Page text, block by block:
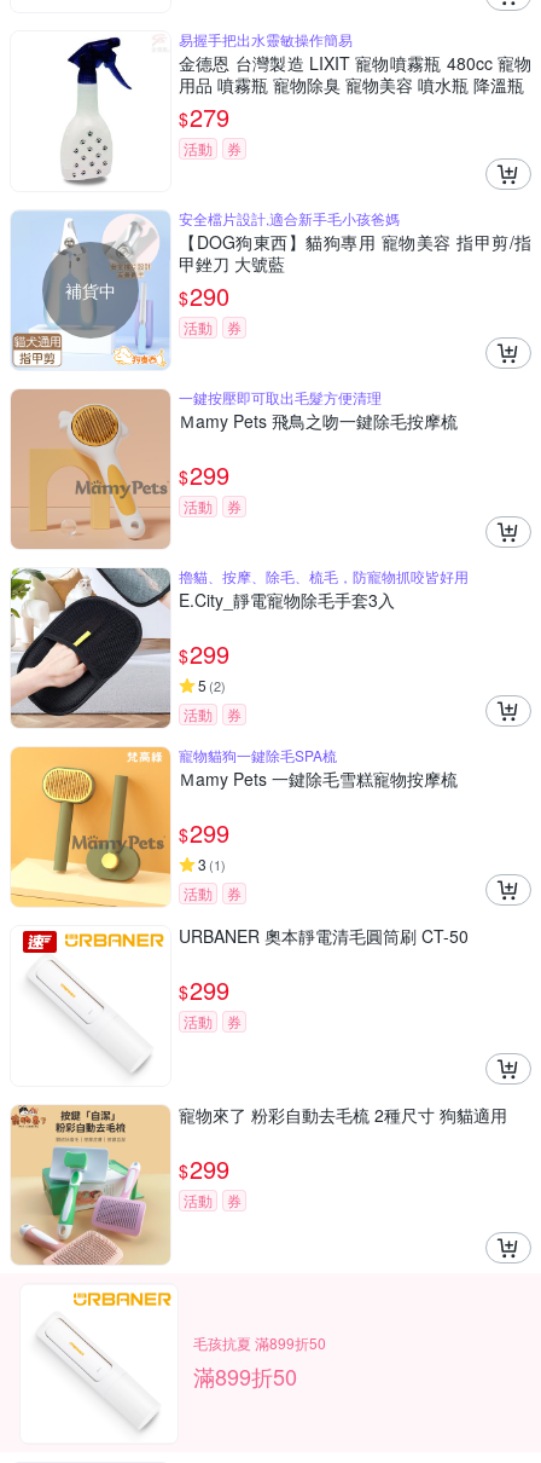
易握手把出水靈敏操作簡易
金德恩 台灣製造 LIXIT 寵物噴霧瓶 480cc 寵物
用品 噴霧瓶 寵物除臭 寵物美容 噴水瓶 降溫瓶
$279
活動 券
補貨中
安全檔片設計,適合新手毛小孩爸媽
【DOG狗東西】貓狗專用 寵物美容 指甲剪/指
甲銼刀 大號藍
$290
活動 券
一鍵按壓即可取出毛髮方便清理
Ｍamy Pets 飛鳥之吻一鍵除毛按摩梳
$299
活動 券
擼貓、按摩、除毛、梳毛，防寵物抓咬皆好用
E.City_靜電寵物除毛手套3入
$299
5 (2)
活動
券
寵物貓狗一鍵除毛SPA梳
Ｍamy Pets 一鍵除毛雪糕寵物按摩梳
$299
3 (1)
活動 券
URBANER 奧本靜電清毛圓筒刷 CT-50
$299
活動 券
寵物來了 粉彩自動去毛梳 2種尺寸 狗貓適用
$299
活動 券
毛孩抗夏 滿899折50
滿899折50